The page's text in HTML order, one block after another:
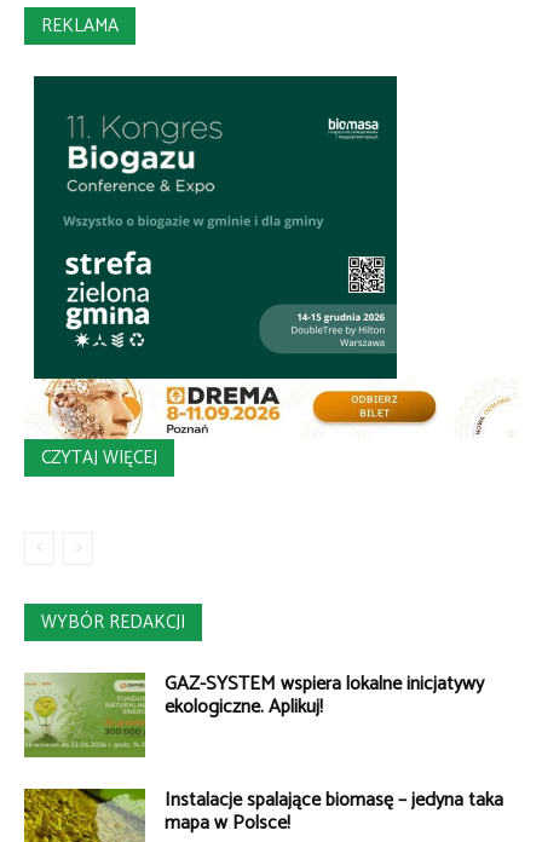
REKLAMA
CZYTAJ WIĘCEJ
WYBÓR REDAKCJI
GAZ-SYSTEM wspiera lokalne inicjatywy
ekologiczne. Aplikuj!
Instalacje spalające biomasę – jedyna taka
mapa w Polsce!